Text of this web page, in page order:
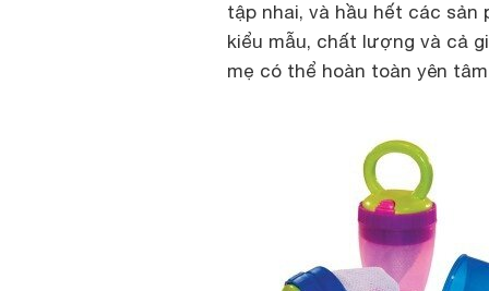
tập nhai, và hầu hết các sản
kiểu mẫu, chất lượng và cả
mẹ có thể hoàn toàn yên